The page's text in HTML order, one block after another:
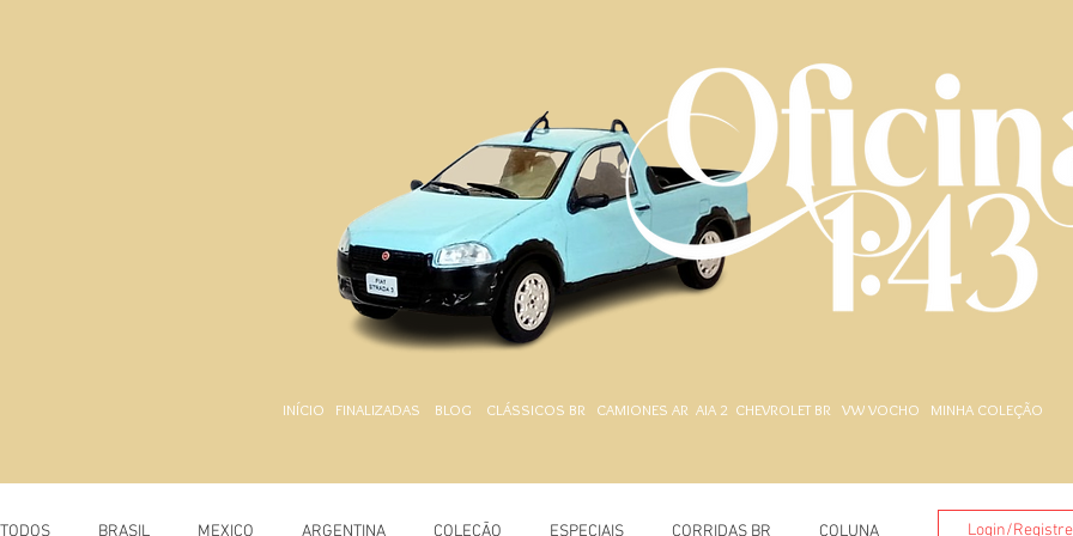
.
INÍCIO FINALIZADAS BLOG CLÁSSICOS BR CAMIONES AR AIA 2 CHEVROLET BR VW VOCHO MINHA COLEÇÃO
TODOS BRASIL MEXICO ARGENTINA COLEÇÃO ESPECIAIS CORRIDAS BR COLUNA Login/